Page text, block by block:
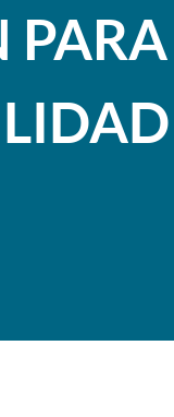
PARA